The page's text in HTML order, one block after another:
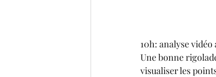
10h: analyse vidéo
Une bonne
visualiser les